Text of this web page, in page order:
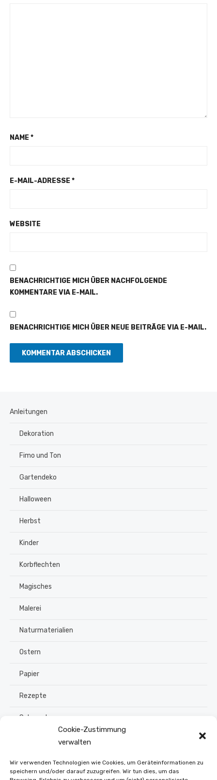
Cookie-Zustimmung
verwalten
Wir verwenden Technologien wie Cookies, um Geräteinformationen zu
speichern und/oder darauf zuzugreifen. Wir tun dies, um das
NAME *
E-MAIL-ADRESSE *
WEBSITE
BENACHRICHTIGE MICH ÜBER NACHFOLGENDE
KOMMENTARE VIA E-MAIL.
BENACHRICHTIGE MICH ÜBER NEUE BEITRÄGE VIA E-MAIL.
Anleitungen
Dekoration
Fimo und Ton
Gartendeko
Halloween
Herbst
Kinder
Korbflechten
Magisches
Malerei
Naturmaterialien
Ostern
Papier
Rezepte
Schmuck
Upcycling